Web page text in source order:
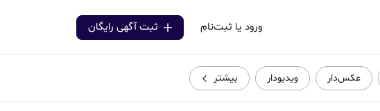
ورود یا ثبت‌نام ثبت آگهی رایگان
عکس‌دار ویدیودار بیشتر